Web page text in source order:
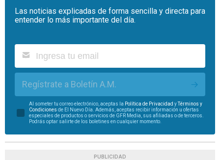
Las noticias explicadas de forma sencilla y directa para
entender lo más importante del día.
Regístrate a Boletín A.M.
Al someter tu correo electrónico, aceptas la Política de Privacidad yTérminos y
Condiciones de El Nuevo Día. Además, aceptas recibir información u ofertas
especiales de productos o servicios de GFR Media, sus afiliadas o de terceros.
Podrás optar salirte de los boletines en cualquier momento.
PUBLICIDAD